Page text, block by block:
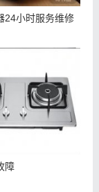
24小时服务维修
障